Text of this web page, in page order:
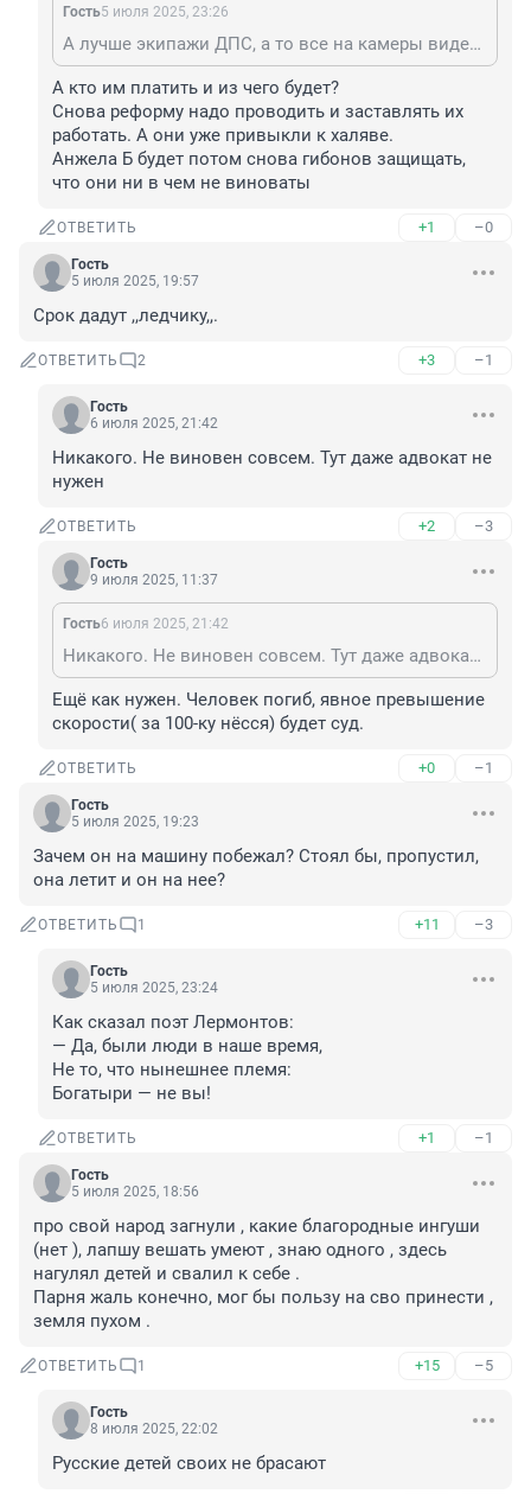
Гость5 июля 2025, 23:26
А лучше экипажи ДПС, а то все на камеры видеонаблюдения сгрузили, а толку никакого.
А кто им платить и из чего будет?
Снова реформу надо проводить и заставлять их
работать. А они уже привыкли к халяве.
Анжела Б будет потом снова гибонов защищать,
что они ни в чем не виноваты
ОТВЕТИТЬ +1 –0
Гость
5 июля 2025, 19:57
Срок дадут ,,ледчику,,.
ОТВЕТИТЬ 2 +3 –1
Гость
6 июля 2025, 21:42
Никакого. Не виновен совсем. Тут даже адвокат не
нужен
ОТВЕТИТЬ +2 –3
Гость
9 июля 2025, 11:37
Гость6 июля 2025, 21:42
Никакого. Не виновен совсем. Тут даже адвокат не нужен
Ещё как нужен. Человек погиб, явное превышение
скорости( за 100-ку нёсся) будет суд.
ОТВЕТИТЬ +0 –1
Гость
5 июля 2025, 19:23
Зачем он на машину побежал? Стоял бы, пропустил,
она летит и он на нее?
ОТВЕТИТЬ 1 +11 –3
Гость
5 июля 2025, 23:24
Как сказал поэт Лермонтов:
— Да, были люди в наше время,
Не то, что нынешнее племя:
Богатыри — не вы!
ОТВЕТИТЬ +1 –1
Гость
5 июля 2025, 18:56
про свой народ загнули , какие благородные ингуши
(нет ), лапшу вешать умеют , знаю одного , здесь
нагулял детей и свалил к себе .
Парня жаль конечно, мог бы пользу на сво принести ,
земля пухом .
ОТВЕТИТЬ 1 +15 –5
Гость
8 июля 2025, 22:02
Русские детей своих не брасают